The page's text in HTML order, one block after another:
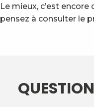
Le mieux, c’est
pensez à consulter le